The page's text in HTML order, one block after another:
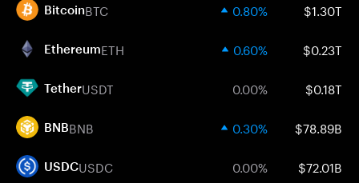
BitcoinBTC 0.80% $1.30T
EthereumETH 0.60% $0.23T
TetherUSDT 0.00% $0.18T
BNBBNB 0.30% $78.89B
USDCUSDC 0.00% $72.01B